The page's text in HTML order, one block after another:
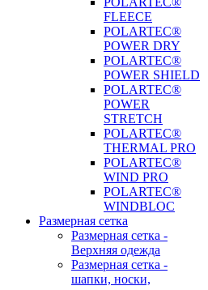
FLEECE
POLARTEC®
POWER DRY
POLARTEC®
POWER SHIELD
POLARTEC®
POWER
STRETCH
POLARTEC®
THERMAL PRO
POLARTEC®
WIND PRO
POLARTEC®
WINDBLOC
Размерная сетка
Размерная сетка -
Верхняя одежда
Размерная сетка -
шапки, носки,